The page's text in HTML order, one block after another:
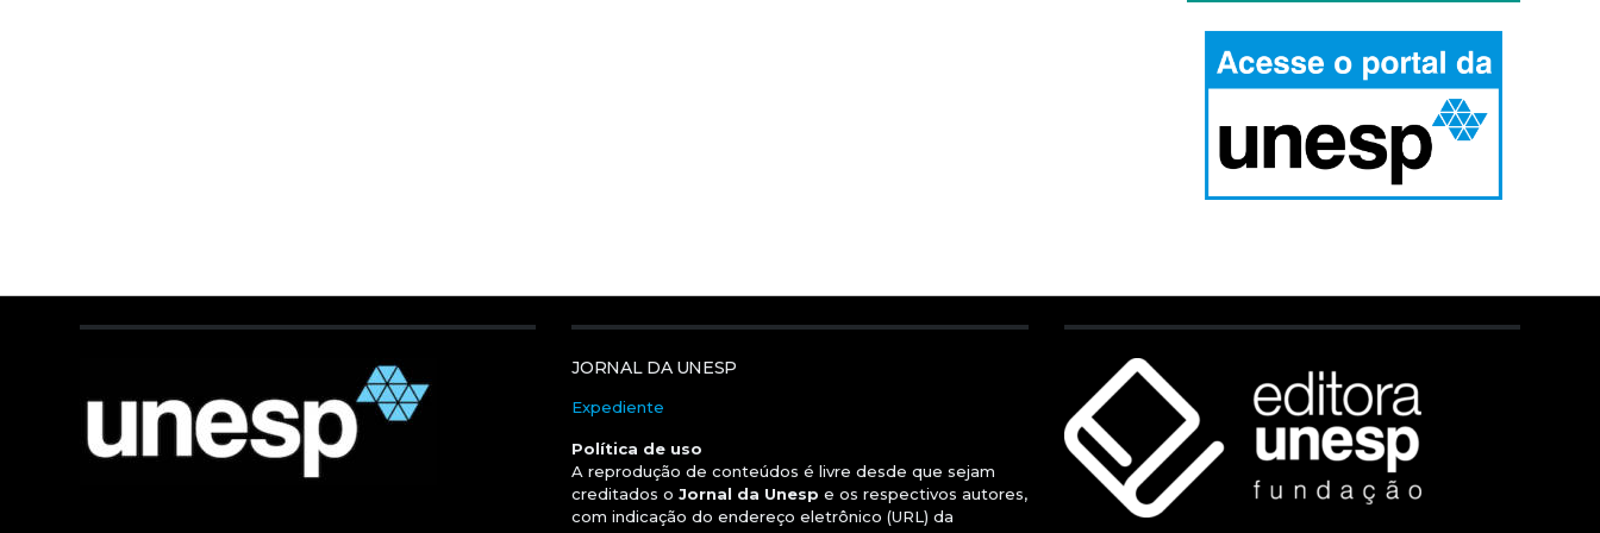
JORNAL DA UNESP
Expediente
Política de uso
A reprodução de conteúdos é livre desde que sejam
creditados oJornal da Unesp e os respectivos autores,
com indicação do endereço eletrônico (URL) da